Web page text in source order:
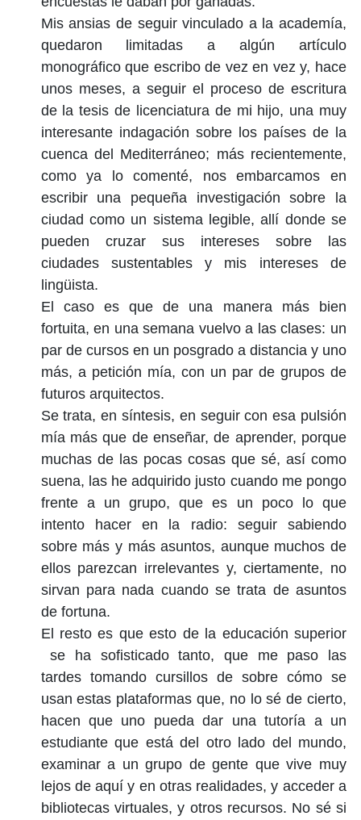
Mis ansias de seguir vinculado a la academía,
quedaron limitadas a algún artículo
monográfico que escribo de vez en vez y, hace
unos meses, a seguir el proceso de escritura
de la tesis de licenciatura de mi hijo, una muy
interesante indagación sobre los países de la
cuenca del Mediterráneo; más recientemente,
como ya lo comenté, nos embarcamos en
escribir una pequeña investigación sobre la
ciudad como un sistema legible, allí donde se
pueden cruzar sus intereses sobre las
ciudades sustentables y mis intereses de
lingüista.
El caso es que de una manera más bien
fortuita, en una semana vuelvo a las clases: un
par de cursos en un posgrado a distancia y uno
más, a petición mía, con un par de grupos de
futuros arquitectos.
Se trata, en síntesis, en seguir con esa pulsión
mía más que de enseñar, de aprender, porque
muchas de las pocas cosas que sé, así como
suena, las he adquirido justo cuando me pongo
frente a un grupo, que es un poco lo que
intento hacer en la radio: seguir sabiendo
sobre más y más asuntos, aunque muchos de
ellos parezcan irrelevantes y, ciertamente, no
sirvan para nada cuando se trata de asuntos
de fortuna.
El resto es que esto de la educación superior
se ha sofisticado tanto, que me paso las
tardes tomando cursillos de sobre cómo se
usan estas plataformas que, no lo sé de cierto,
hacen que uno pueda dar una tutoría a un
estudiante que está del otro lado del mundo,
examinar a un grupo de gente que vive muy
lejos de aquí y en otras realidades, y acceder a
bibliotecas virtuales, y otros recursos. No sé si